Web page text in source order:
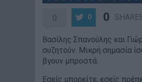
0 0
Βασίλης Σπανούλης και
συζητούν. Μικρή σημασία
βγουν μπροστά.
Εσείς μπορείτε, εσείς